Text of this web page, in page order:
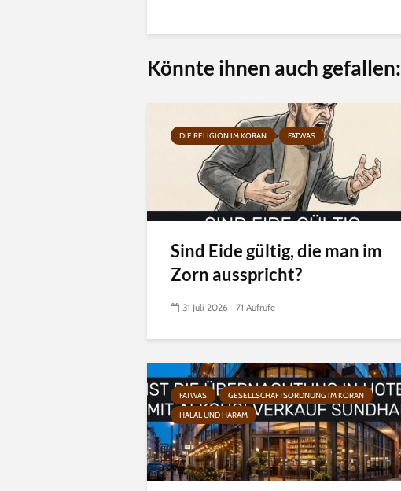
Könnte ihnen auch gefallen:
DIE RELIGION IM KORAN FATWAS
Sind Eide gültig, die man im
Zorn ausspricht?
31 Juli 2026 71 Aufrufe
FATWAS
GESELLSCHAFTSORDNUNG IM KORAN
HALAL UND HARAM